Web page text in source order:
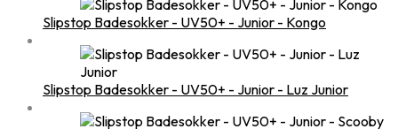
Slipstop Badesokker - UV50+ - Junior - Kongo
Slipstop Badesokker - UV50+ - Junior - Luz Junior